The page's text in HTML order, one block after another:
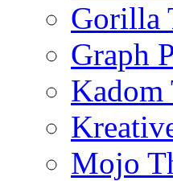
Gorilla
Graph
Kadom
Mojo